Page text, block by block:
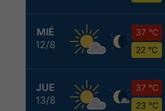
MIÉ
12/8
37 °C
22 °C
JUE
13/8
37 °C
23 °C